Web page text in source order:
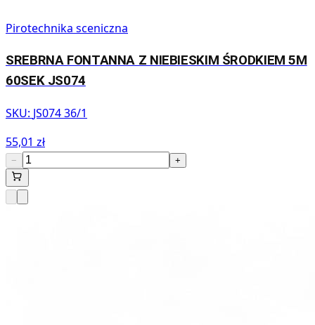
Pirotechnika sceniczna
SREBRNA FONTANNA Z NIEBIESKIM ŚRODKIEM 5M
60SEK JS074
SKU: JS074 36/1
55,01 zł
− +